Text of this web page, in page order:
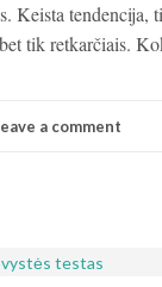
Keista
tik retkarčiais.
a comment